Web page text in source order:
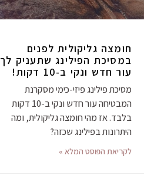
חומצה גליקולית לפנים
במסיכת הפילינג שתעניק לך
עור חדש ונקי ב-10 דקות!
מסיכת פילינג פיזי-כימי מסקרנת
המבטיחה עור חדש ונקי ב-10 דקות
בלבד. אז מהי חומצה גליקולית, ומה
היתרונות בפילינג שכזה?
לקריאת הפוסט המלא »